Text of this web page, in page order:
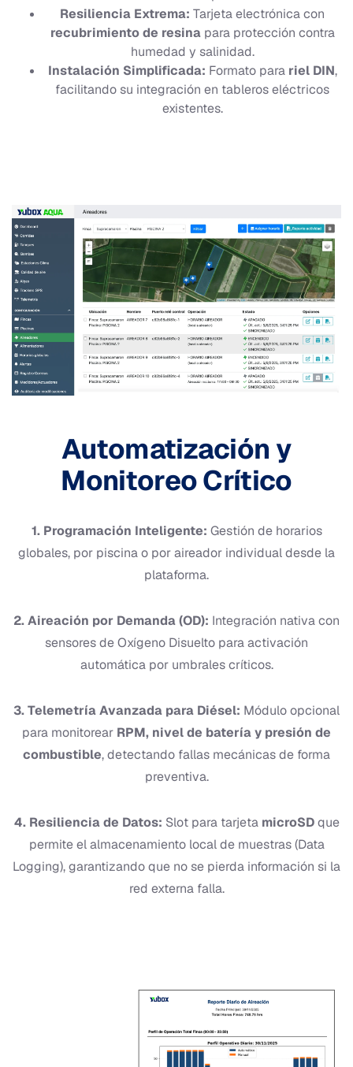
Resiliencia Extrema: Tarjeta electrónica con
recubrimiento de resinapara protección contra
humedad y salinidad.
Instalación Simplificada: Formato para riel DIN,
facilitando su integración en tableros eléctricos
existentes.
Automatización y
Monitoreo Crítico
1. Programación Inteligente: Gestión de horarios
globales, por piscina o por aireador individual desde la
plataforma.
2. Aireación por Demanda (OD): Integración nativa con
sensores de Oxígeno Disuelto para activación
automática por umbrales críticos.
3. Telemetría Avanzada para Diésel: Módulo opcional
para monitorear RPM, nivel de batería y presión de
combustible, detectando fallas mecánicas de forma
preventiva.
4. Resiliencia de Datos: Slot para tarjeta microSDque
permite el almacenamiento local de muestras (Data
Logging), garantizando que no se pierda información si la
red externa falla.